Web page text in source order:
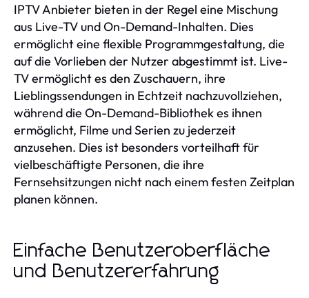
IPTV Anbieter bieten in der Regel eine Mischung
aus Live-TV und On-Demand-Inhalten. Dies
ermöglicht eine flexible Programmgestaltung, die
auf die Vorlieben der Nutzer abgestimmt ist. Live-
TV ermöglicht es den Zuschauern, ihre
Lieblingssendungen in Echtzeit nachzuvollziehen,
während die On-Demand-Bibliothek es ihnen
ermöglicht, Filme und Serien zu jederzeit
anzusehen. Dies ist besonders vorteilhaft für
vielbeschäftigte Personen, die ihre
Fernsehsitzungen nicht nach einem festen Zeitplan
planen können.
Einfache Benutzeroberfläche
und Benutzererfahrung